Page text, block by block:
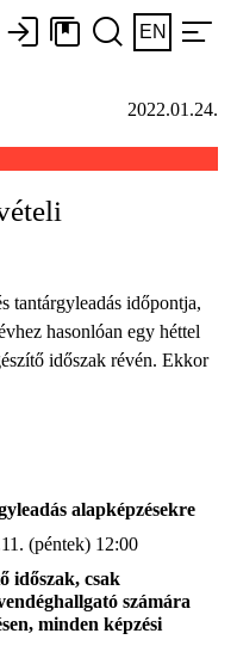
EN
2022.01.24.
tantárgyleadás időpontja,
hasonlóan egy héttel
időszak révén. Ekkor
alapképzésekre
(péntek) 12:00
időszak, csak
számára
minden képzési